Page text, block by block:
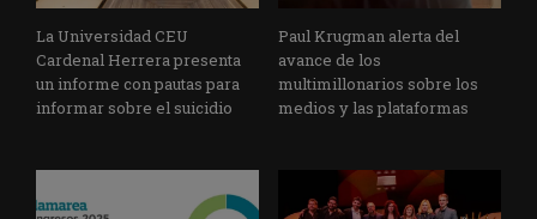
La Universidad CEU
Cardenal Herrera presenta
un informe con pautas para
informar sobre el suicidio
Paul Krugman alerta del
avance de los
multimillonarios sobre los
medios y las plataformas